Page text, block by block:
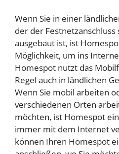
Wenn Sie in einer
der der
ausgebaut ist, ist
Möglichkeit, um ins
Homespot nutzt das
Regel auch in ländlichen
Wenn Sie mobil arbeiten
verschiedenen Orten
möchten, ist Homespot
immer mit dem Internet
können Ihren Homespot